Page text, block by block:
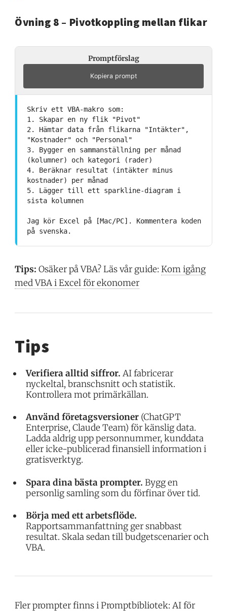
Övning 8 – Pivotkoppling mellan flikar
Promptförslag
Kopiera prompt
Skriv ett VBA-makro som:
1. Skapar en ny flik "Pivot"
2. Hämtar data från flikarna "Intäkter",
"Kostnader" och "Personal"
3. Bygger en sammanställning per månad
(kolumner) och kategori (rader)
4. Beräknar resultat (intäkter minus
kostnader) per månad
5. Lägger till ett sparkline-diagram i
sista kolumnen
Jag kör Excel på [Mac/PC]. Kommentera koden
på svenska.
Tips: Osäker på VBA? Läs vår guide:Kom igång
med VBA i Excel för ekonomer
Tips
Verifiera alltid siffror. AI fabricerar
nyckeltal, branschsnitt och statistik.
Kontrollera mot primärkällan.
Använd företagsversioner (ChatGPT
Enterprise, Claude Team) för känslig data.
Ladda aldrig upp personnummer, kunddata
eller icke-publicerad finansiell information i
gratisverktyg.
Spara dina bästa prompter. Bygg en
personlig samling som du förfinar över tid.
Börja med ett arbetsflöde.
Rapportsammanfattning ger snabbast
resultat. Skala sedan till budgetscenarier och
VBA.
Fler prompter finns iPromptbibliotek: AI för